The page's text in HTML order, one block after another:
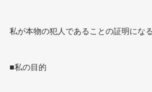
私が本物の犯人であることの証明にな
■私の目的